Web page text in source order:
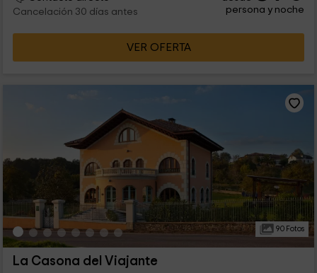
Cancelación 30 días antes
persona y noche
VER OFERTA
90 Fotos
La Casona del Viajante